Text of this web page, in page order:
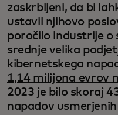
zaskrbljeni, da bi
ustavil njihovo
poročilo industrije o
srednje velika
kibernetskega
1,14 milijona evrov
2023 je bilo skoraj
napadov